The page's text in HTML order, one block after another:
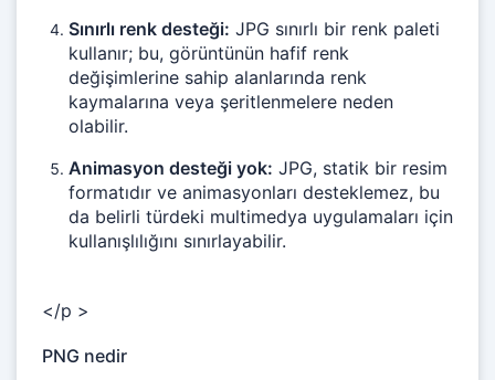
Sınırlı renk desteği: JPG sınırlı bir renk paleti
kullanır; bu, görüntünün hafif renk
değişimlerine sahip alanlarında renk
kaymalarına veya şeritlenmelere neden
olabilir.
Animasyon desteği yok: JPG, statik bir resim
formatıdır ve animasyonları desteklemez, bu
da belirli türdeki multimedya uygulamaları için
kullanışlılığını sınırlayabilir.
</p >
PNG nedir